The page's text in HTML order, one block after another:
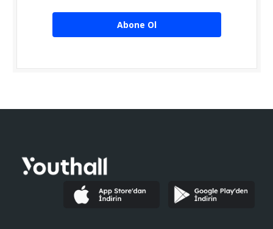
Abone Ol